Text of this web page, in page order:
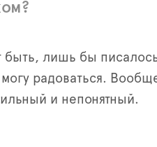
лишь бы
радоваться.
и непонятный.